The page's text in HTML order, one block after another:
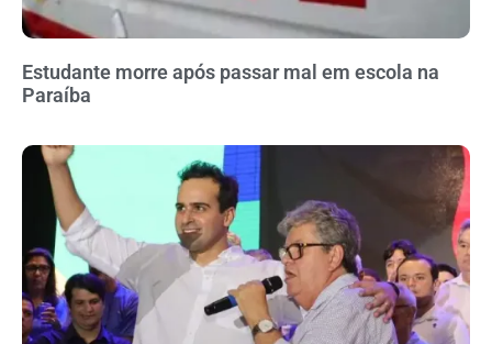
Estudante morre após passar mal em escola na
Paraíba